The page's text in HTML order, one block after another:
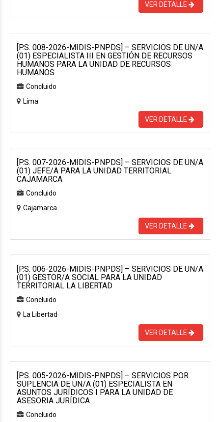
VER DETALLE
[P.S. 008-2026-MIDIS-PNPDS] – SERVICIOS DE UN/A
(01) ESPECIALISTA III EN GESTIÓN DE RECURSOS
HUMANOS PARA LA UNIDAD DE RECURSOS
HUMANOS
Concluido
Lima
VER DETALLE
[P.S. 007-2026-MIDIS-PNPDS] – SERVICIOS DE UN/A
(01) JEFE/A PARA LA UNIDAD TERRITORIAL
CAJAMARCA
Concluido
Cajamarca
VER DETALLE
[P.S. 006-2026-MIDIS-PNPDS] – SERVICIOS DE UN/A
(01) GESTOR/A SOCIAL PARA LA UNIDAD
TERRITORIAL LA LIBERTAD
Concluido
La Libertad
VER DETALLE
[P.S. 005-2026-MIDIS-PNPDS] – SERVICIOS POR
SUPLENCIA DE UN/A (01) ESPECIALISTA EN
ASUNTOS JURÍDICOS I PARA LA UNIDAD DE
ASESORIA JURÍDICA
Concluido